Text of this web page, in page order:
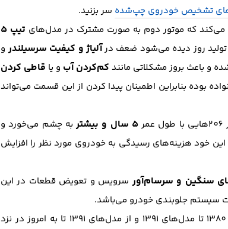
تشخیص خودروی چپ‌شده سر بزنید.
می‌کند که موتور دوم به صورت مشترک در مدل‌های تیپ 5
آلیاژ و کیفیت سرسیلندر‌و
و باعث بروز مشکلاتی مانند کم‌کردن آب و یا قاطی کردن
بوده بنابراین اطمینان پیدا کردن از این قسمت می‌تواند
5 سال و بیشتر
به چشم می‌خورد و
خود هزینه‌های رسیدگی به خودروی مورد نظر را افزایش
سنگین و سرسام‌آورسرویس و تعویض قطعات در این
قابل اشاره که باعث دودستگی در خرید 206، از مدل‌های 1380 تا مدل‌های 1391 و از مدل‌های 1391 تا به امروز در نزد